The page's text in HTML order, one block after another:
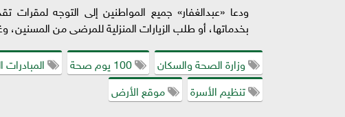
ودعا «عبدالغفار» جميع المواطنين إلى التوجه لمقرات
بخدماتها، أو طلب الزيارات المنزلية للمرضى من المسنين، وغير
وزارة الصحة والسكان
100 يوم صحة المبادرات
تنظيم الأسرة
موقع الأرض